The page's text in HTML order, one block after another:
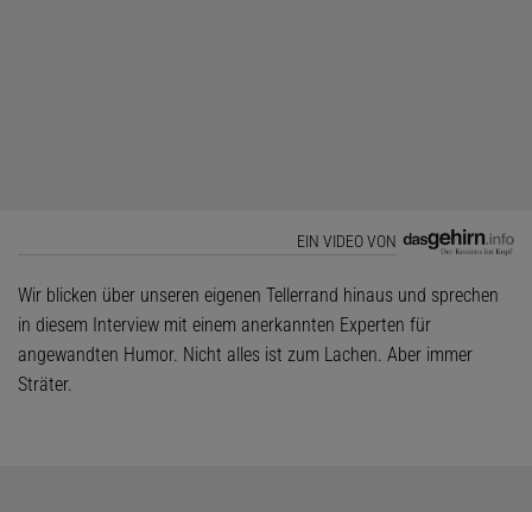
EIN VIDEO VON
Wir blicken über unseren eigenen Tellerrand hinaus und sprechen
in diesem Interview mit einem anerkannten Experten für
angewandten Humor. Nicht alles ist zum Lachen. Aber immer
Sträter.